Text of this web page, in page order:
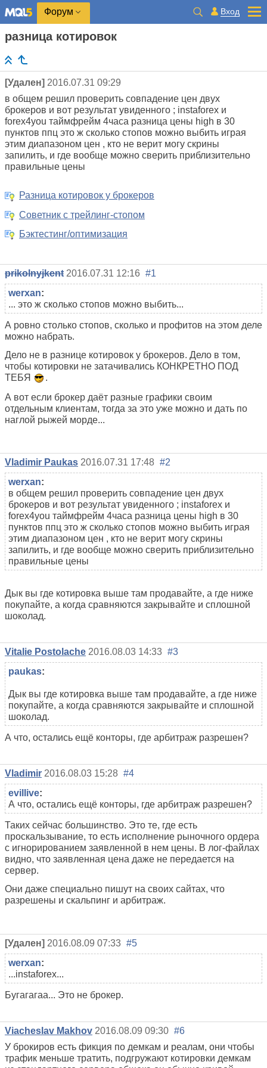
Форум Вход
разница котировок
[Удален] 2016.07.31 09:29
в общем решил проверить совпадение цен двух
брокеров и вот результат увиденного ; instaforex и
forex4you таймфрейм 4часа разница цены high в 30
пунктов ппц это ж сколько стопов можно выбить играя
этим диапазоном цен , кто не верит могу скрины
запилить, и где вообще можно сверить приблизительно
правильные цены
Разница котировок у брокеров
Советник с трейлинг-стопом
Бэктестинг/оптимизация
prikolnyjkent 2016.07.31 12:16 #1
werxan:
... это ж сколько стопов можно выбить...
А ровно столько стопов, сколько и профитов на этом деле
можно набрать.
Дело не в разнице котировок у брокеров. Дело в том,
чтобы котировки не затачивались КОНКРЕТНО ПОД
ТЕБЯ
.
А вот если брокер даёт разные графики своим
отдельным клиентам, тогда за это уже можно и дать по
наглой рыжей морде...
Vladimir Paukas 2016.07.31 17:48 #2
werxan:
в общем решил проверить совпадение цен двух
брокеров и вот результат увиденного ; instaforex и
forex4you таймфрейм 4часа разница цены high в 30
пунктов ппц это ж сколько стопов можно выбить играя
этим диапазоном цен , кто не верит могу скрины
запилить, и где вообще можно сверить приблизительно
правильные цены
Дык вы где котировка выше там продавайте, а где ниже
покупайте, а когда сравняются закрывайте и сплошной
шоколад.
Vitalie Postolache 2016.08.03 14:33 #3
paukas:
Дык вы где котировка выше там продавайте, а где ниже
покупайте, а когда сравняются закрывайте и сплошной
шоколад.
А что, остались ещё конторы, где арбитраж разрешен?
Vladimir 2016.08.03 15:28 #4
evillive:
А что, остались ещё конторы, где арбитраж разрешен?
Таких сейчас большинство. Это те, где есть
проскальзывание, то есть исполнение рыночного ордера
с игнорированием заявленной в нем цены. В лог-файлах
видно, что заявленная цена даже не передается на
сервер.
Они даже специально пишут на своих сайтах, что
разрешены и скальпинг и арбитраж.
[Удален] 2016.08.09 07:33 #5
werxan:
...instaforex...
Бугагагаа... Это не брокер.
Viacheslav Makhov 2016.08.09 09:30 #6
У брокиров есть фикция по демкам и реалам, они чтобы
трафик меньше тратить, подгружают котировки демкам